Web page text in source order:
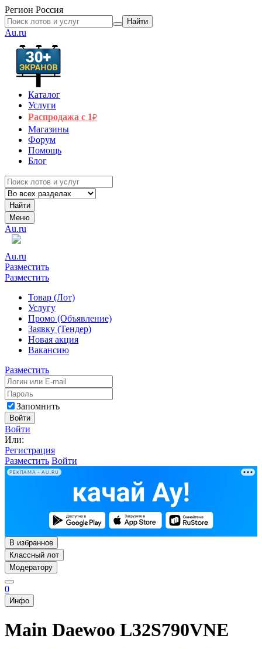
Регион Россия
Найти
Au.ru
Каталог
Услуги
Распродажа с 1₽
Магазины
Форум
Помощь
Блог
Найти
Меню
Au.ru
Au.ru
Разместить
Разместить
Товар (Лот)
Услугу
Промо (Объявление)
Заявку (Тендер)
Новая акция
Вакансию
Разместить
Запомнить
Войти
Войти
Или:
Регистрация
Разместить Войти
РЕКЛАМА • AU.RU
В избранное
Классный лот
Модератору
0
Инфо
Main Daewoo L32S790VNE